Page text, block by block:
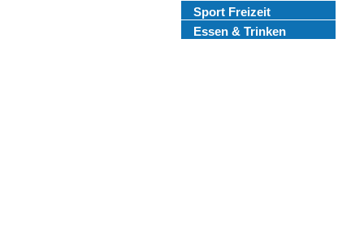
Sport Freizeit
Essen & Trinken